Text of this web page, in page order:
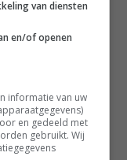
bloem,
kom.
ze door de
van diensten
en/of openen
informatie van uw
en gedeeld met
gebruikt. Wij